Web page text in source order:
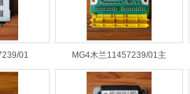
01 MG4木兰11457239/01主